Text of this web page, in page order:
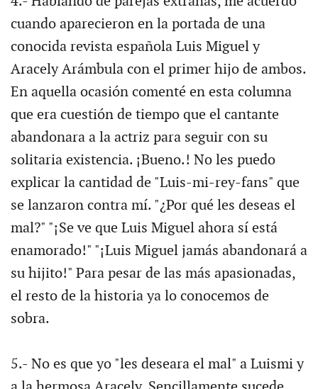
cuando aparecieron en la portada de una
conocida revista española Luis Miguel y
Aracely Arámbula con el primer hijo de ambos.
En aquella ocasión comenté en esta columna
que era cuestión de tiempo que el cantante
abandonara a la actriz para seguir con su
solitaria existencia. ¡Bueno.! No les puedo
explicar la cantidad de "Luis-mi-rey-fans" que
se lanzaron contra mí. "¿Por qué les deseas el
mal?" "¡Se ve que Luis Miguel ahora sí está
enamorado!" "¡Luis Miguel jamás abandonará a
su hijito!" Para pesar de las más apasionadas,
el resto de la historia ya lo conocemos de
sobra.
5.- No es que yo "les deseara el mal" a Luismi y